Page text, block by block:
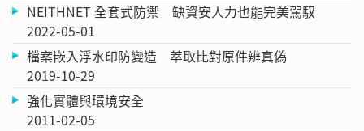
NEITHNET 全套式防禦 缺資安人力也能完美駕馭
2022-05-01
檔案嵌入浮水印防變造 萃取比對原件辨真偽
2019-10-29
強化實體與環境安全
2011-02-05